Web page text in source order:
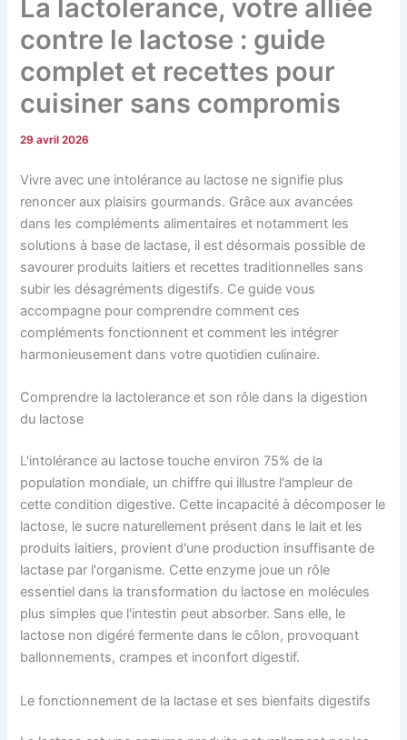
La lactolerance, votre alliée
contre le lactose : guide
complet et recettes pour
cuisiner sans compromis
29 avril 2026
Vivre avec une intolérance au lactose ne signifie plus
renoncer aux plaisirs gourmands. Grâce aux avancées
dans les compléments alimentaires et notamment les
solutions à base de lactase, il est désormais possible de
savourer produits laitiers et recettes traditionnelles sans
subir les désagréments digestifs. Ce guide vous
accompagne pour comprendre comment ces
compléments fonctionnent et comment les intégrer
harmonieusement dans votre quotidien culinaire.
Comprendre la lactolerance et son rôle dans la digestion
du lactose
L'intolérance au lactose touche environ 75% de la
population mondiale, un chiffre qui illustre l'ampleur de
cette condition digestive. Cette incapacité à décomposer le
lactose, le sucre naturellement présent dans le lait et les
produits laitiers, provient d'une production insuffisante de
lactase par l'organisme. Cette enzyme joue un rôle
essentiel dans la transformation du lactose en molécules
plus simples que l'intestin peut absorber. Sans elle, le
lactose non digéré fermente dans le côlon, provoquant
ballonnements, crampes et inconfort digestif.
Le fonctionnement de la lactase et ses bienfaits digestifs